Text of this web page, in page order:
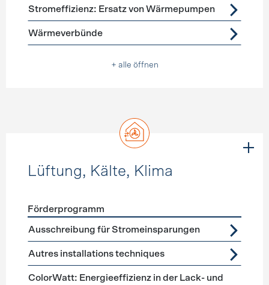
Stromeffizienz: Ersatz von Wärmepumpen
Wärmeverbünde
+ alle öffnen
Lüftung, Kälte, Klima
Förderprogramme Lüftung, Kälte, Klima
Förderprogramm
Ausschreibung für Stromeinsparungen
Autres installations techniques
ColorWatt: Energieeffizienz in der Lack- und